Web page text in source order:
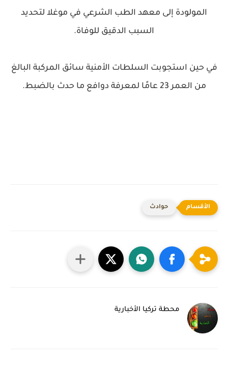
المولودة إلى معهد الطب الشرعي في موغلا لتحديد
السبب الدقيق للوفاة.
في حين استجوبت السلطات الأمنية سائق المركبة البالغ
من العمر 23 عامًا لمعرفة دوافع ما حدث بالضبط.
حوادث
محطة تركيا الأخبارية